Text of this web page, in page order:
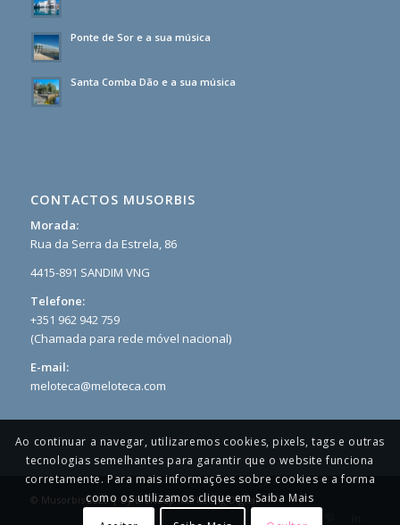
Ponte de Sor e a sua música
Santa Comba Dão e a sua música
CONTACTOS MUSORBIS
Morada:
Rua da Serra da Estrela, 86
4415-891 SANDIM VNG
Telefone:
+351 962 942 759
(Chamada para rede móvel nacional)
E-mail:
meloteca@meloteca.com
© Musorbis 2020 | ByBlendup Marketing Digital
Ao continuar a navegar, utilizaremos cookies, pixels, tags e outras
tecnologias semelhantes para garantir que o website funciona
corretamente. Para mais informações sobre cookies e a forma
como os utilizamos clique em Saiba Mais